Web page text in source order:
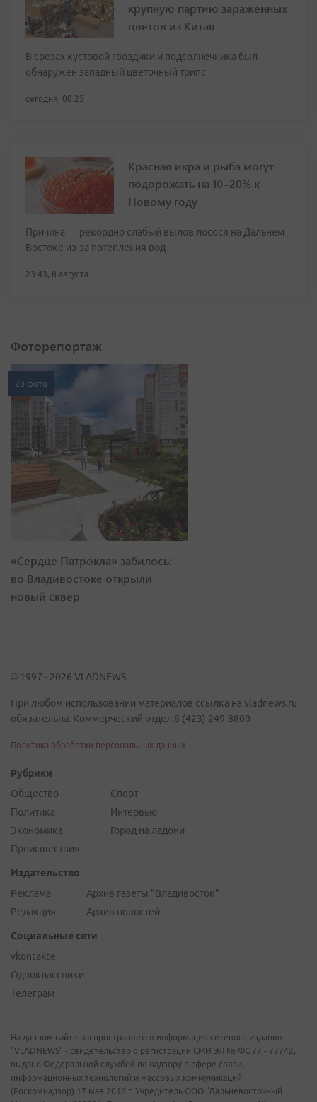
крупную партию зараженных
цветов из Китая
В срезах кустовой гвоздики и подсолнечника был
обнаружен западный цветочный трипс
сегодня, 00:25
Красная икра и рыба могут
подорожать на 10–20% к
Новому году
Причина — рекордно слабый вылов лосося на Дальнем
Востоке из-за потепления вод
23:43, 8 августа
Фоторепортаж
20 фото
«Сердце Патрокла» забилось:
во Владивостоке открыли
новый сквер
© 1997 - 2026 VLADNEWS
При любом использовании материалов ссылка на vladnews.ru
обязательна. Коммерческий отдел 8 (423) 249-8800
Политика обработки персональных данных
Рубрики
Общество
Политика
Экономика
Происшествия
Спорт
Интервью
Город на ладони
Издательство
Реклама
Редакция
Архив газеты "Владивосток"
Архив новостей
Социальные сети
vkontakte
Одноклассники
Телеграм
На данном сайте распространяется информация сетевого издания
"VLADNEWS" - свидетельство о регистрации СМИ ЭЛ № ФС 77 - 72742,
выдано Федеральной службой по надзору в сфере связи,
информационных технологий и массовых коммуникаций
(Роскомнадзор) 17 мая 2018 г. Учредитель ООО "Дальневосточный